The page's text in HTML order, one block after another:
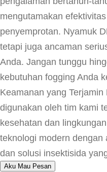
mengutamakan
penyemprotan. Nyamuk
tetapi juga ancaman
Anda. Jangan tunggu
kebutuhan fogging Anda
Keamanan yang
digunakan oleh tim kami
kesehatan dan
teknologi modern dengan
dan solusi insektisida
Aku Mau Pesan